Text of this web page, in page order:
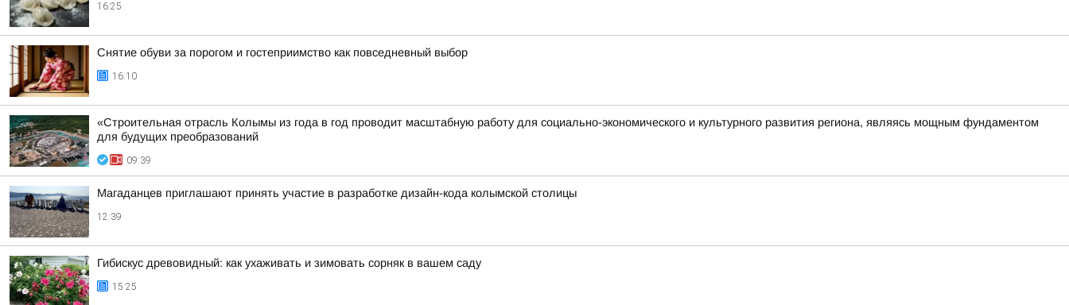
16:25
Снятие обуви за порогом и гостеприимство как повседневный выбор
16:10
«Строительная отрасль Колымы из года в год проводит масштабную работу для социально-экономического и культурного развития региона, являясь мощным фундаментом
для будущих преобразований
09:39
Магаданцев приглашают принять участие в разработке дизайн-кода колымской столицы
12:39
Гибискус древовидный: как ухаживать и зимовать сорняк в вашем саду
15:25